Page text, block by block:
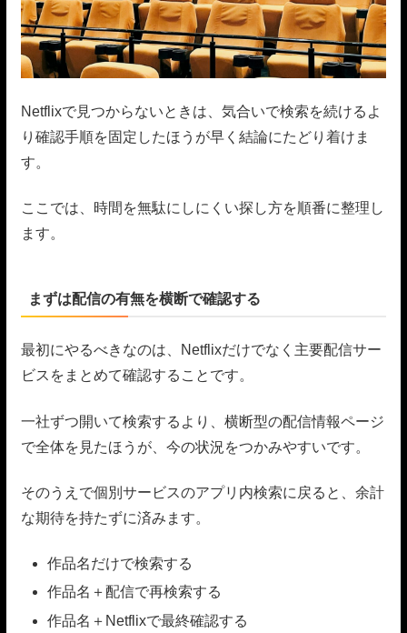
Netflixで見つからないときは、気合いで検索を続けるよ
り確認手順を固定したほうが早く結論にたどり着けま
す。
ここでは、時間を無駄にしにくい探し方を順番に整理し
ます。
まずは配信の有無を横断で確認する
最初にやるべきなのは、Netflixだけでなく主要配信サー
ビスをまとめて確認することです。
一社ずつ開いて検索するより、横断型の配信情報ページ
で全体を見たほうが、今の状況をつかみやすいです。
そのうえで個別サービスのアプリ内検索に戻ると、余計
な期待を持たずに済みます。
作品名だけで検索する
作品名＋配信で再検索する
作品名＋Netflixで最終確認する